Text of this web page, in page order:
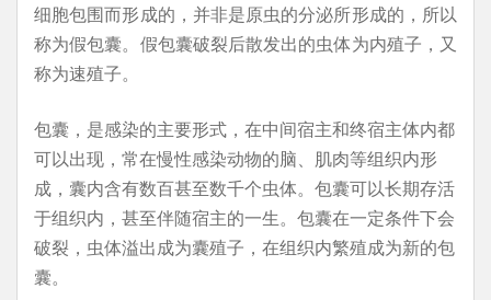
细胞包围而形成的，并非是原虫的分泌所形成的，所以
称为假包囊。假包囊破裂后散发出的虫体为内殖子，又
称为速殖子。
包囊，是感染的主要形式，在中间宿主和终宿主体内都
可以出现，常在慢性感染动物的脑、肌肉等组织内形
成，囊内含有数百甚至数千个虫体。包囊可以长期存活
于组织内，甚至伴随宿主的一生。包囊在一定条件下会
破裂，虫体溢出成为囊殖子，在组织内繁殖成为新的包
囊。